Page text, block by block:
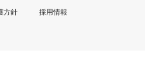
方針 採用情報